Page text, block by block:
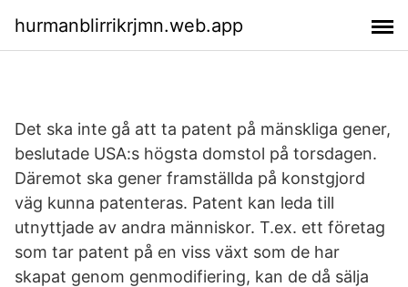
hurmanblirrikrjmn.web.app
Det ska inte gå att ta patent på mänskliga gener,
beslutade USA:s högsta domstol på torsdagen.
Däremot ska gener framställda på konstgjord
väg kunna patenteras. Patent kan leda till
utnyttjade av andra människor. T.ex. ett företag
som tar patent på en viss växt som de har
skapat genom genmodifiering, kan de då sälja